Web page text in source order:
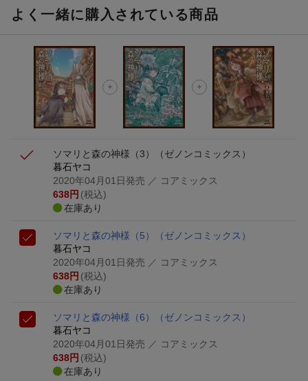
ト山分け
エントリー＆3,000円以上購入で無料データSIM（3GB/月プ
ラン）が当たる！
楽天モバイル紹介キャンペーンの拡散で300円OFFクーポン
進呈
よく一緒に購入されている商品
ソマリと森の神様（3）
（ゼノンコミックス）
暮石ヤコ
2020年04月01日発売 ／ コアミックス
638円 (税込)
在庫あり
ソマリと森の神様（5）
（ゼノンコミックス）
暮石ヤコ
2020年04月01日発売 ／ コアミックス
638円 (税込)
在庫あり
ソマリと森の神様（6）
（ゼノンコミックス）
暮石ヤコ
2020年04月01日発売 ／ コアミックス
638円 (税込)
在庫あり